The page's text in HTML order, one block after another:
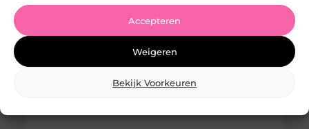
Accepteren
Weigeren
Bekijk Voorkeuren